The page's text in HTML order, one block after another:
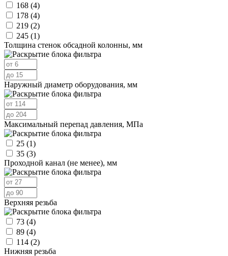
168 (4)
178 (4)
219 (2)
245 (1)
Толщина стенок обсадной колонны, мм
Наружный диаметр оборудования, мм
Максимальный перепад давления, МПа
25 (1)
35 (3)
Проходной канал (не менее), мм
Верхняя резьба
73 (4)
89 (4)
114 (2)
Нижняя резьба